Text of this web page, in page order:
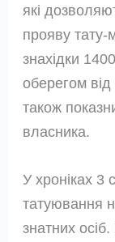
які
прояву тату-
знахідки
оберегом
також
власника.
У хроніках 3
татуювання
знатних